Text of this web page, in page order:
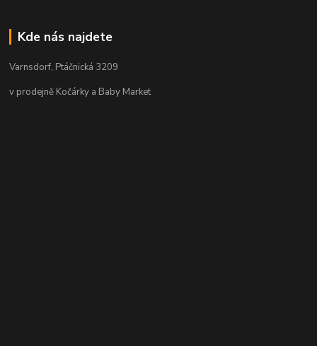
Kde nás najdete
Varnsdorf, Ptáčnická 3209
v prodejně Kočárky a Baby Market